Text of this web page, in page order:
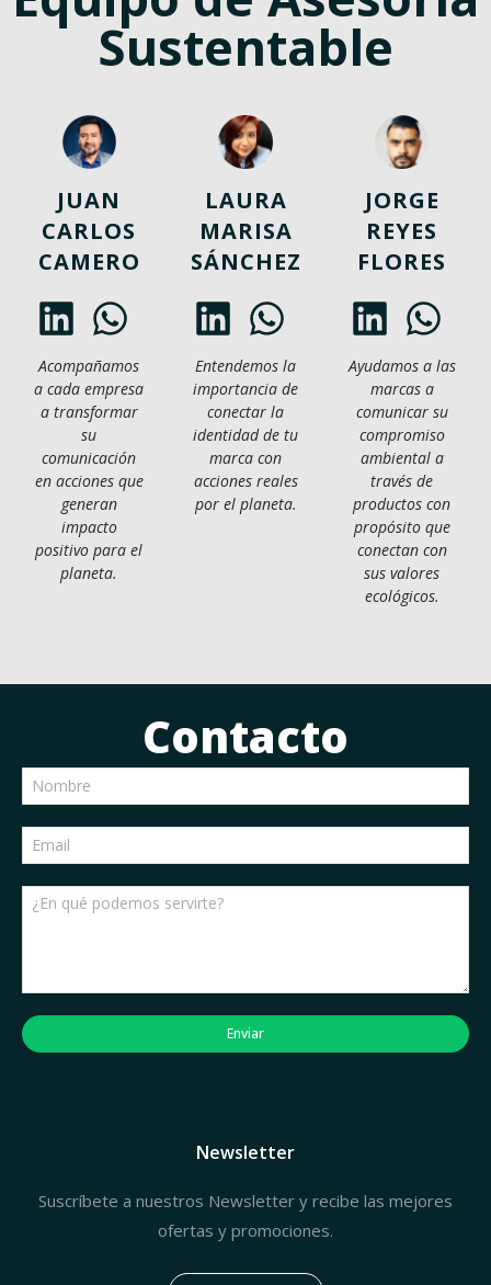
Sustentable
JUAN
CARLOS
CAMERO
Acompañamos
a cada empresa
a transformar
su
comunicación
en acciones que
generan
impacto
positivo para el
planeta.
LAURA
MARISA
SÁNCHEZ
Entendemos la
importancia de
conectar la
identidad de tu
marca con
acciones reales
por el planeta.
JORGE
REYES
FLORES
Ayudamos a las
marcas a
comunicar su
compromiso
ambiental a
través de
productos con
propósito que
conectan con
sus valores
ecológicos.
Contacto
Enviar
Newsletter
Suscríbete a nuestros Newsletter y recibe las mejores
ofertas y promociones.